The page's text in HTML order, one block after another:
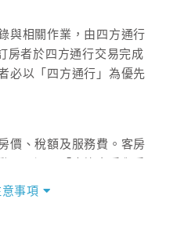
與相關作業，由四方通行
房者於四方通行交易完成
必以「四方通行」為優先
價、稅額及服務費。客房
事項